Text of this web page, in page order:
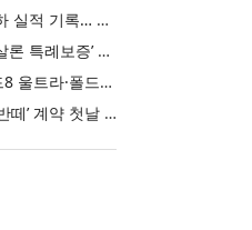
엘앤에프, 분기 최대 출하 실적 기록… 3분기 북미 ESS향 LFP 공급 착수 NCM+LFP ‘2-Track’ 성장 전략 실현
IBK기업은행 ‘i-ONE 햇살론 특례보증’ 출시
삼성전자, ‘갤럭시 Z 폴드8 울트라·폴드8·플립8’과 ‘갤럭시 워치 울트라2·워치9’ 국내 공식 출시
현대자동차 ‘디 올 뉴 아반떼’ 계약 첫날 1만 대 돌파